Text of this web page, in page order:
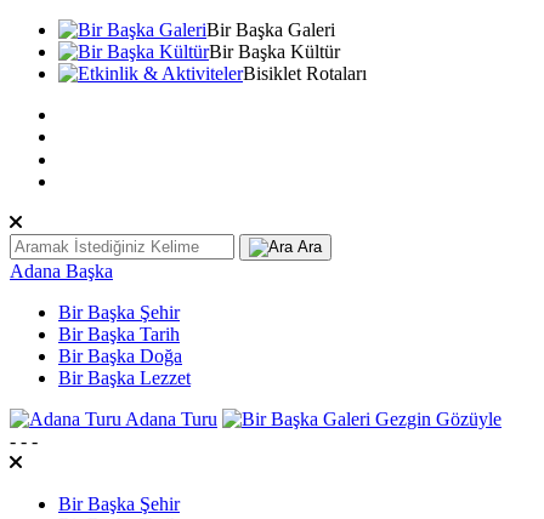
Bir Başka Galeri
Bir Başka Kültür
Bisiklet Rotaları
Ara
Adana Başka
Bir Başka Şehir
Bir Başka Tarih
Bir Başka Doğa
Bir Başka Lezzet
Adana Turu
Gezgin Gözüyle
- - -
Bir Başka Şehir